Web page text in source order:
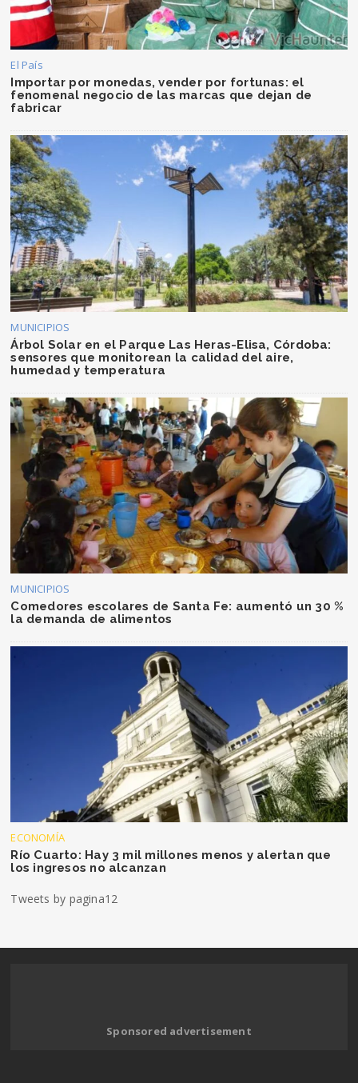
El País
Importar por monedas, vender por fortunas: el
fenomenal negocio de las marcas que dejan de
fabricar
MUNICIPIOS
Árbol Solar en el Parque Las Heras-Elisa, Córdoba:
sensores que monitorean la calidad del aire,
humedad y temperatura
MUNICIPIOS
Comedores escolares de Santa Fe: aumentó un 30 %
la demanda de alimentos
ECONOMÍA
Río Cuarto: Hay 3 mil millones menos y alertan que
los ingresos no alcanzan
Tweets by pagina12
Sponsored advertisement